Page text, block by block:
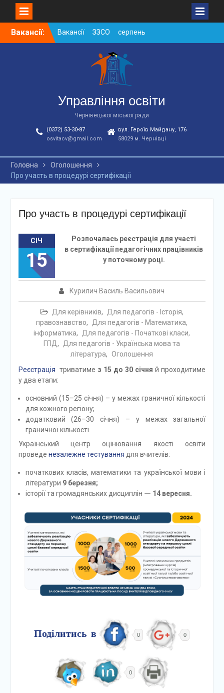
SkipВакансії:
Вакансії ЗЗСО серпень
2026
Вакансії ЗЗСО червень
Вакансії у ЗДО та
дошкільних підрозділах
ЗЗСО станом на
01.08.2026 р.
Управління освіти
Чернівецької міської ради
(0372) 53-30-87
osvitacv@gmail.com
вул. Героїв Майдану, 176
58029 м. Чернівці
Головна
Оголошення
Про участь в процедурі сертифікації
Про участь в процедурі сертифікації
СІЧ
15
Курилич Василь Васильович
Для керівників,
Для педагогів - Історія,
правознавство,
Для педагогів - Математика,
інформатика,
Для педагогів - Початкові класи,
ГПД,
Для педагогів - Українська мова та
література, Оголошення
Розпочалась реєстрація для участі
в сертифікації педагогічних працівників
у поточному році.
Реєстрація триватиме з 15 до 30 січняй проходитиме
у два етапи:
основний (15–25 січня) – у межах граничної кількості
для кожного регіону;
додатковий (26–30 січня) – у межах загальної
граничної кількості.
Український центр оцінювання якості освіти
проведе незалежне тестування для вчителів:
початкових класів, математики та української мови і
літератури 9 березня;
історії та громадянських дисциплін ー 14 вересня.
Поділитись в 0 0
0